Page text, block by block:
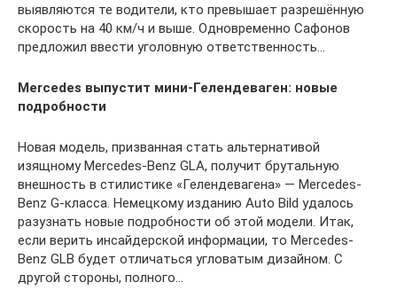
выявляются те водители, кто превышает разрешённую
скорость на 40 км/ч и выше. Одновременно Сафонов
предложил ввести уголовную ответственность…
Mercedes выпустит мини-Гелендеваген: новые
подробности
Новая модель, призванная стать альтернативой
изящному Mercedes-Benz GLA, получит брутальную
внешность в стилистике «Гелендевагена» — Mercedes-
Benz G-класса. Немецкому изданию Auto Bild удалось
разузнать новые подробности об этой модели. Итак,
если верить инсайдерской информации, то Mercedes-
Benz GLB будет отличаться угловатым дизайном. С
другой стороны, полного…